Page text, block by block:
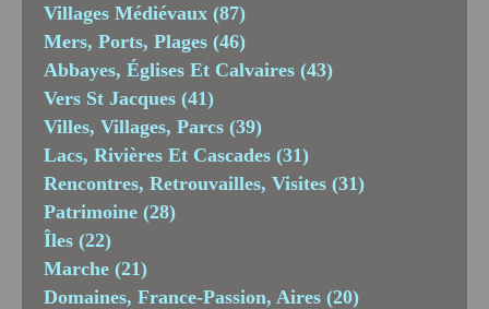
Villages Médiévaux (87)
Mers, Ports, Plages (46)
Abbayes, Églises Et Calvaires (43)
Vers St Jacques (41)
Villes, Villages, Parcs (39)
Lacs, Rivières Et Cascades (31)
Rencontres, Retrouvailles, Visites (31)
Patrimoine (28)
Îles (22)
Marche (21)
Domaines, France-Passion, Aires (20)